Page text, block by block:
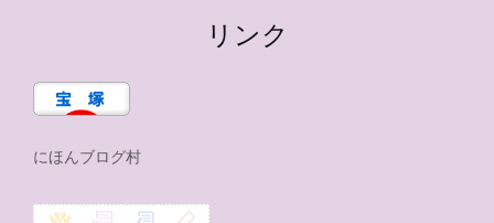
リンク
にほんブログ村